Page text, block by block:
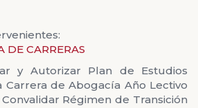
DE CARRERAS
y Autorizar Plan de Estudios
Carrera de Abogacía Año Lectivo
Convalidar Régimen de Transición